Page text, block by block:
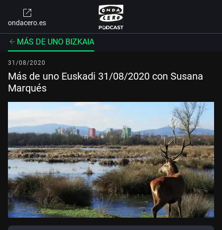
ondacero.es
MÁS DE UNO BIZKAIA
31/08/2020
Más de uno Euskadi 31/08/2020 con Susana
Marqués